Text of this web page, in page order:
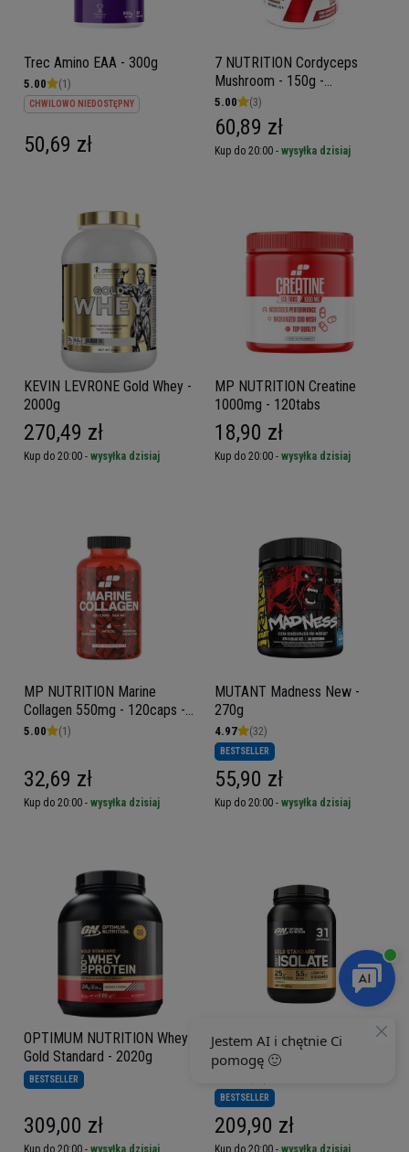
Trec Amino EAA - 300g
5.00 (1)
CHWILOWO NIEDOSTĘPNY
50,69 zł
7 NUTRITION Cordyceps
Mushroom - 150g -
Maczużnik chiński
5.00 (3)
60,89 zł
Kup do 20:00 - wysyłka dzisiaj
KEVIN LEVRONE Gold Whey -
2000g
270,49 zł
Kup do 20:00 - wysyłka dzisiaj
MP NUTRITION Creatine
1000mg - 120tabs
18,90 zł
Kup do 20:00 - wysyłka dzisiaj
MP NUTRITION Marine
Collagen 550mg - 120caps -
Kolagen Rybi Naticol
5.00 (1)
32,69 zł
Kup do 20:00 - wysyłka dzisiaj
MUTANT Madness New -
270g
4.97 (32)
BESTSELLER
55,90 zł
Kup do 20:00 - wysyłka dzisiaj
OPTIMUM NUTRITION Whey
Gold Standard - 2020g
BESTSELLER
309,00 zł
Kup do 20:00 - wysyłka dzisiaj
OPTIMUM NUTRITION Gold
Standard 100% Isolate - 930g
BESTSELLER
209,90 zł
Kup do 20:00 - wysyłka dzisiaj